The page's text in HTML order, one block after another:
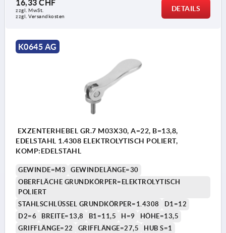
16,33 CHF
zzgl. MwSt.
zzgl. Versandkosten
DETAILS
K0645 AG
EXZENTERHEBEL GR.7 M03X30, A=22, B=13,8,
EDELSTAHL 1.4308 ELEKTROLYTISCH POLIERT,
KOMP:EDELSTAHL
GEWINDE=M3
GEWINDELÄNGE=30
OBERFLÄCHE GRUNDKÖRPER=ELEKTROLYTISCH
POLIERT
STAHLSCHLÜSSEL GRUNDKÖRPER=1.4308
D1=12
D2=6
BREITE=13,8 B1=11,5 H=9
HÖHE=13,5
GRIFFLÄNGE=22
GRIFFLÄNGE=27,5
HUB S=1